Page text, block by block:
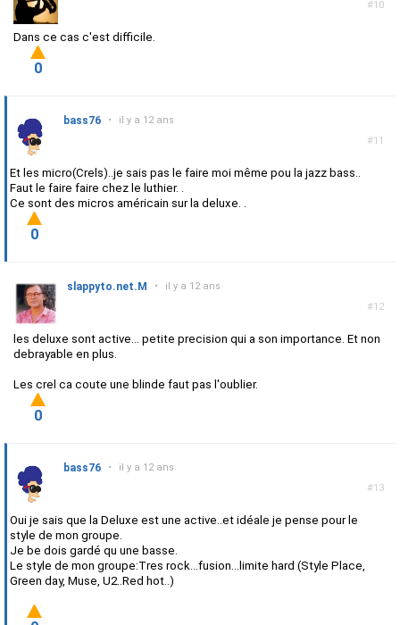
#10
Dans ce cas c'est difficile.
0
#11
bass76 • il y a 12 ans
Et les micro(Crels)..je sais pas le faire moi même pou la jazz bass..
Faut le faire faire chez le luthier. .
Ce sont des micros américain sur la deluxe. .
0
#12
slappyto.net.M • il y a 12 ans
les deluxe sont active... petite precision qui a son importance. Et non
debrayable en plus.
Les crel ca coute une blinde faut pas l'oublier.
0
#13
bass76 • il y a 12 ans
Oui je sais que la Deluxe est une active..et idéale je pense pour le
style de mon groupe.
Je be dois gardé qu une basse.
Le style de mon groupe:Tres rock...fusion...limite hard (Style Place,
Green day, Muse, U2..Red hot..)